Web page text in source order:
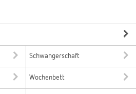
Schwangerschaft
Wochenbett